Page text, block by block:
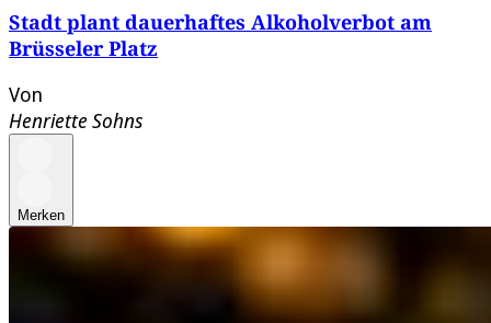
Stadt plant dauerhaftes Alkoholverbot am
Brüsseler Platz
Von
Henriette Sohns
Merken